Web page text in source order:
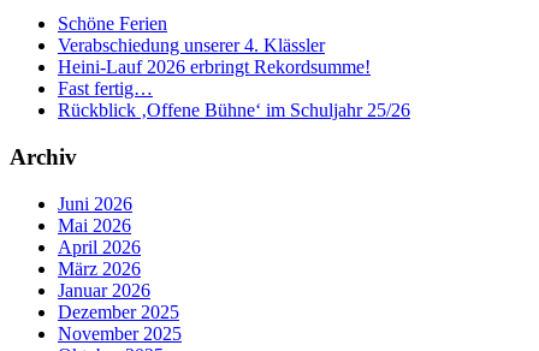
Schöne Ferien
Verabschiedung unserer 4. Klässler
Heini-Lauf 2026 erbringt Rekordsumme!
Fast fertig…
Rückblick ‚Offene Bühne‘ im Schuljahr 25/26
Archiv
Juni 2026
Mai 2026
April 2026
März 2026
Januar 2026
Dezember 2025
November 2025